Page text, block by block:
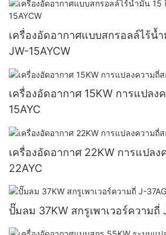
เครื่องอัดอากาศแบบสกรอลล์ไร้น้
JW-15AYCW
เครื่องอัดอากาศ 15KW การแปลง
15AYC
เครื่องอัดอากาศ 22KW การแปล
22AYC
ปั๊มลม 37KW สกรูเพาเวอร์ความถี่